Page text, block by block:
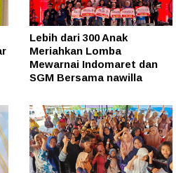
Lebih dari 300 Anak
Meriahkan Lomba
Mewarnai Indomaret dan
SGM Bersama nawilla